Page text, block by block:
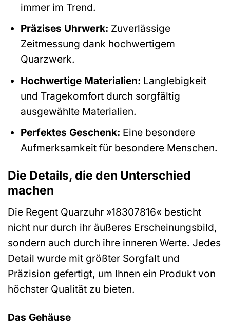
immer im Trend.
Präzises Uhrwerk: Zuverlässige
Zeitmessung dank hochwertigem
Quarzwerk.
Hochwertige Materialien: Langlebigkeit
und Tragekomfort durch sorgfältig
ausgewählte Materialien.
Perfektes Geschenk: Eine besondere
Aufmerksamkeit für besondere Menschen.
Die Details, die den Unterschied
machen
Die Regent Quarzuhr »18307816« besticht
nicht nur durch ihr äußeres Erscheinungsbild,
sondern auch durch ihre inneren Werte. Jedes
Detail wurde mit größter Sorgfalt und
Präzision gefertigt, um Ihnen ein Produkt von
höchster Qualität zu bieten.
Das Gehäuse